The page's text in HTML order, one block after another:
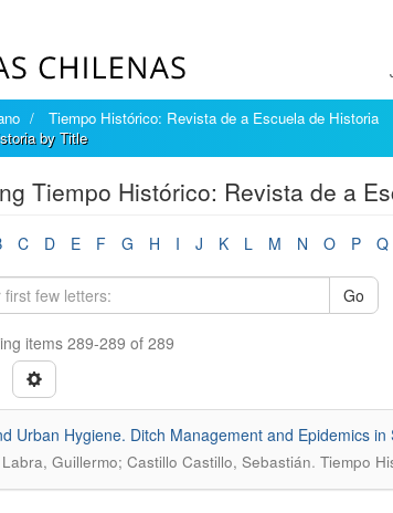
Tiempo Histórico: Revista de a Escuela de Historia
by Title
Tiempo Histórico: Revista de a
C D E F G H I J K L M N O P Q
Go
items 289-289 of 289
Urban Hygiene. Ditch Management and Epidemics
Guillermo; Castillo Castillo, Sebastián. Tiempo